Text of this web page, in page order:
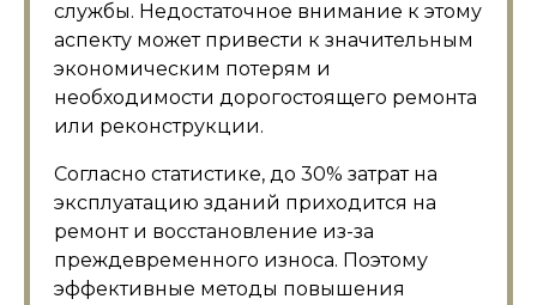
службы. Недостаточное внимание к этому
аспекту может привести к значительным
экономическим потерям и
необходимости дорогостоящего ремонта
или реконструкции.
Согласно статистике, до 30% затрат на
эксплуатацию зданий приходится на
ремонт и восстановление из-за
преждевременного износа. Поэтому
эффективные методы повышения